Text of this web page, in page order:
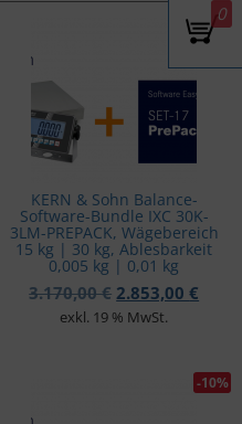
t
o
n
war: 2.970,00 €
Preis ist: 2.673,00 €.
-10%
KERN & Sohn Balance-
Software-Bundle IXC 30K-
3LM-PREPACK, Wägebereich
15 kg | 30 kg, Ablesbarkeit
0,005 kg | 0,01 kg
3.170,00€ 2.853,00€
exkl. 19 % MwSt.
-10%
0